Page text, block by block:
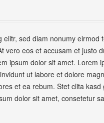
sed diam nonumy eirmod
vero eos et accusam et justo
ipsum dolor sit amet. Lorem
ut labore et dolore
et ea rebum. Stet clita
dolor sit amet, consetetur